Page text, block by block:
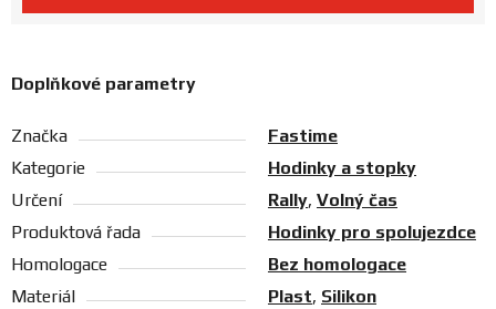
Doplňkové parametry
Značka
Fastime
Kategorie
Hodinky a stopky
Určení
Rally, Volný čas
Produktová řada
Hodinky pro spolujezdce
Homologace
Bez homologace
Materiál
Plast, Silikon